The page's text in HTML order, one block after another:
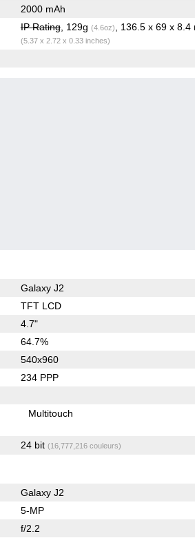
2000 mAh
IP Rating, 129g (4.6oz) , 136.5 x 69 x 8.4
(5.37 x 2.72 x 0.33 inches)
Galaxy J2
TFT LCD
4.7"
64.7%
540x960
234 PPP
Multitouch
24 bit (16,777,216 couleurs)
Galaxy J2
5-MP
f/2.2